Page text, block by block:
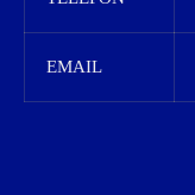
EMAIL